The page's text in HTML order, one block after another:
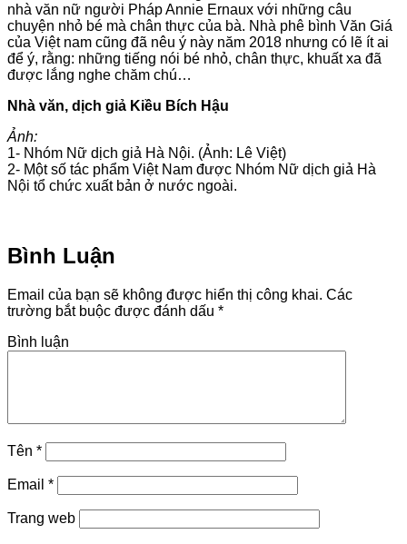
nhà văn nữ người Pháp Annie Ernaux với những câu
chuyện nhỏ bé mà chân thực của bà. Nhà phê bình Văn Giá
của Việt nam cũng đã nêu ý này năm 2018 nhưng có lẽ ít ai
để ý, rằng: những tiếng nói bé nhỏ, chân thực, khuất xa đã
được lắng nghe chăm chú…
Nhà văn, dịch giả Kiều Bích Hậu
Ảnh:
1- Nhóm Nữ dịch giả Hà Nội. (Ảnh: Lê Việt)
2- Một số tác phẩm Việt Nam được Nhóm Nữ dịch giả Hà
Nội tổ chức xuất bản ở nước ngoài.
Bình Luận
Email của bạn sẽ không được hiển thị công khai. Các
trường bắt buộc được đánh dấu *
Bình luận
Tên *
Email *
Trang web